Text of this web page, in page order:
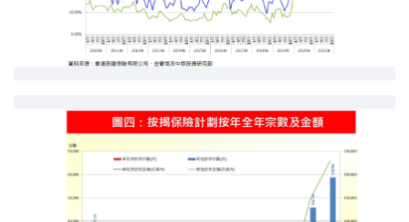
樓按專欄
實時銀行資訊
裝修·保險優惠
免費裝修轉介服務